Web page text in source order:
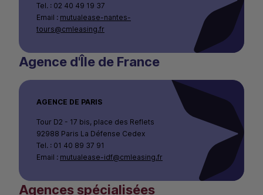
Tel. : 02 40 49 19 37
Email : mutualease-nantes-
tours@cmleasing.fr
Agence d'Île de France
AGENCE DE PARIS
Tour D2 - 17 bis, place des Reflets
92988 Paris La Défense Cedex
Tel. : 01 40 89 37 91
Email : mutualease-idf@cmleasing.fr
Agences spécialisées